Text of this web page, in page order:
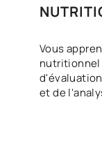
Vous
nutritionnel
et de